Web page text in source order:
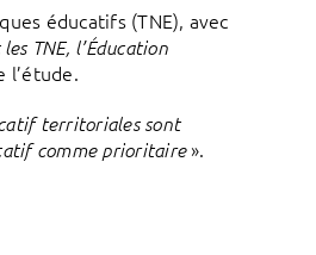
éducatifs (TNE), avec
les TNE, l’Éducation
l’étude.
territoriales sont
comme prioritaire ».